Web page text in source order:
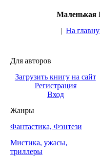
Маленькая
| На
Для авторов
Загрузить книгу на сайт
Регистрация
Вход
Жанры
Фантастика, Фэнтези
Мистика, ужасы,
триллеры